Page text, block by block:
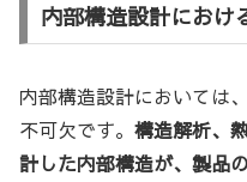
内部構造設計におけ
内部構造設計においては
不可欠です。 構造解析、
計した内部構造が、製品